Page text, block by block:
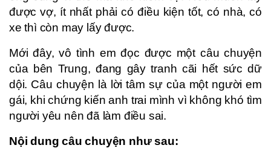
được vợ, ít nhất phải có điều kiện tốt, có nhà, có
xe thì còn may lấy được.
Mới đây, vô tình em đọc được một câu chuyện
của bên Trung, đang gây tranh cãi hết sức dữ
dội. Câu chuyện là lời tâm sự của một người em
gái, khi chứng kiến anh trai mình vì không khó tìm
người yêu nên đã làm điều sai.
Nội dung câu chuyện như sau: